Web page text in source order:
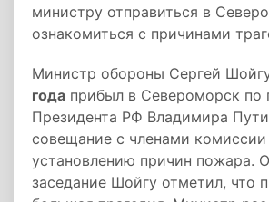
министру отправиться в
ознакомиться с причинами
Министр обороны Сергей
года прибыл в Североморск по
Президента РФ Владимира
совещание с членами комиссии
установлению причин пожара.
заседание Шойгу отметил, что